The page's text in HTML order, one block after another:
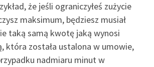
że jeśli ograniczyłeś zużycie
maksimum, będziesz musiał
taką samą kwotę jaką wynosi
która została ustalona w umowie,
nadmiaru minut w